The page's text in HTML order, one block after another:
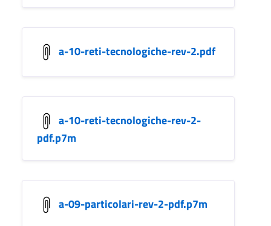
a-10-reti-tecnologiche-rev-2.pdf
a-10-reti-tecnologiche-rev-2-
pdf.p7m
a-09-particolari-rev-2-pdf.p7m